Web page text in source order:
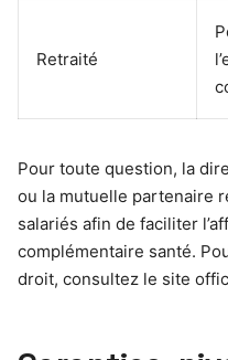
Retraité
Pour toute question, la
ou la mutuelle partenaire
salariés afin de faciliter
complémentaire santé.
droit, consultez le site